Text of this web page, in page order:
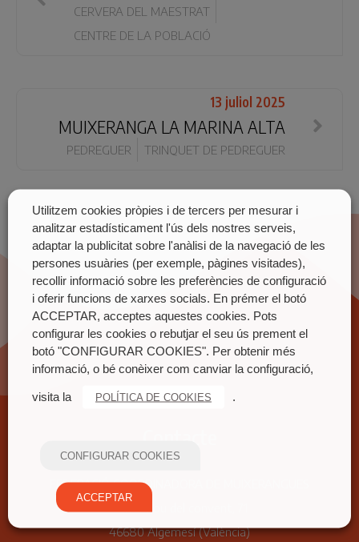
CERVERA DEL MAESTRAT
CENTRE DE LA POBLACIÓ
13 juliol 2025
MUIXERANGA LA MARINA ALTA
PEDREGUER TRINQUET DE PEDREGUER
FEDERACIÓ COORDINADORA DE MUIXERANGUES
46680 Algemesí (València)
Utilitzem cookies pròpies i de tercers per mesurar i
analitzar estadísticament l'ús dels nostres serveis,
adaptar la publicitat sobre l'anàlisi de la navegació de les
persones usuàries (per exemple, pàgines visitades),
recollir informació sobre les preferències de configuració
i oferir funcions de xarxes socials. En prémer el botó
ACCEPTAR, acceptes aquestes cookies. Pots
configurar les cookies o rebutjar el seu ús prement el
botó "CONFIGURAR COOKIES". Per obtenir més
informació, o bé conèixer com canviar la configuració,
visita la POLÍTICA DE COOKIES .
CONFIGURAR COOKIES
ACCEPTAR